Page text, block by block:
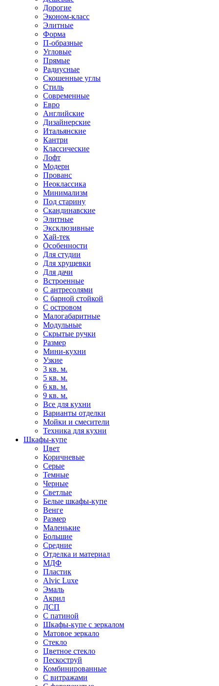
Дорогие
Эконом-класс
Элитные
Форма
П-образные
Угловые
Прямые
Радиусные
Скошенные углы
Стиль
Современные
Евро
Английские
Дизайнерские
Итальянские
Кантри
Классические
Лофт
Модерн
Прованс
Неоклассика
Минимализм
Под старину
Скандинавские
Элитные
Эксклюзивные
Хай-тек
Особенности
Для студии
Для хрущевки
Для дачи
Встроенные
С антресолями
С барной стойкой
С островом
Малогабаритные
Модульные
Скрытые ручки
Размер
Мини-кухни
Узкие
3 кв. м.
5 кв. м.
6 кв. м.
9 кв. м.
Все для кухни
Варианты отделки
Мойки и смесители
Техника для кухни
Шкафы-купе
Цвет
Коричневые
Серые
Темные
Черные
Светлые
Белые шкафы-купе
Венге
Размер
Маленькие
Большие
Средние
Отделка и материал
МДФ
Пластик
Alvic Luxe
Эмаль
Акрил
ДСП
С патиной
Шкафы-купе с зеркалом
Матовое зеркало
Стекло
Цветное стекло
Пескоструй
Комбинированные
С витражами